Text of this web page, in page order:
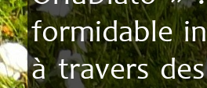
formidable
à travers